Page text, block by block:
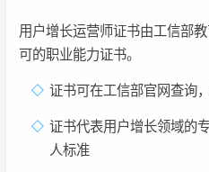
用户增长运营师证书由工信部
可的职业能力证书。
证书可在工信部官网查询
证书代表用户增长领域的
人标准